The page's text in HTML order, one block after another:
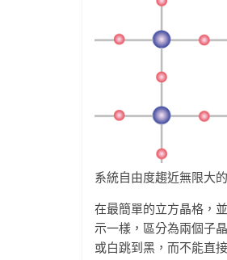
系統自由度趨近無限大
在最簡單的立方晶格，
示一樣，區分為兩個子
或白跳到黑，而不能直